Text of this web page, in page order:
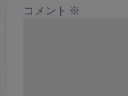
コメント ※